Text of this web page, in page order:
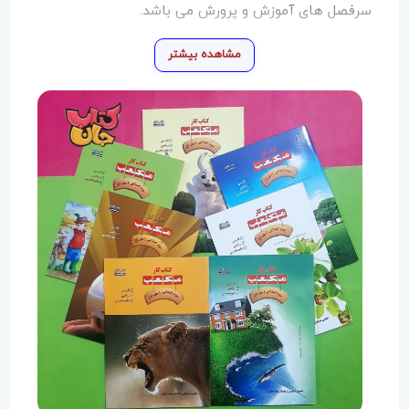
سرفصل های آموزش و پرورش می باشد.
مشاهده بیشتر